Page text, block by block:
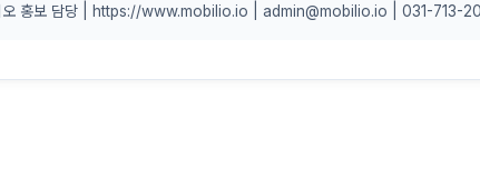
오 홍보 담당 | https://www.mobilio.io | admin@mobilio.io | 031-713-